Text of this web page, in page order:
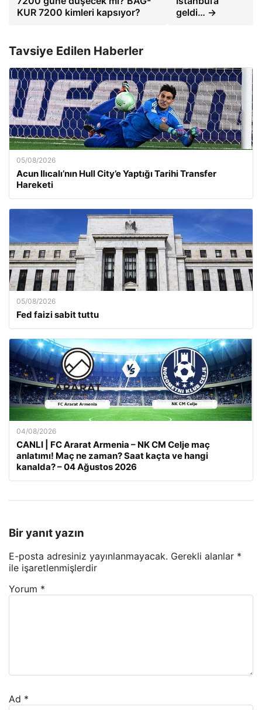
KUR 7200 kimleri kapsıyor?
geldi… →
Tavsiye Edilen Haberler
05/08/2026
Acun Ilıcalı’nın Hull City’e Yaptığı Tarihi Transfer
Hareketi
05/08/2026
Fed faizi sabit tuttu
04/08/2026
CANLI | FC Ararat Armenia – NK CM Celje maç
anlatımı! Maç ne zaman? Saat kaçta ve hangi
kanalda? – 04 Ağustos 2026
Bir yanıt yazın
E-posta adresiniz yayınlanmayacak. Gerekli alanlar *
ile işaretlenmişlerdir
Yorum *
Ad *